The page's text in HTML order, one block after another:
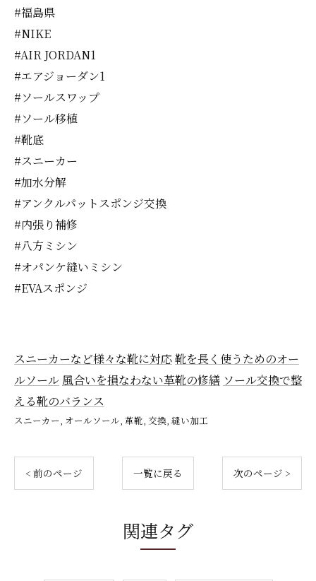
#福島県
#NIKE
#AIR JORDAN1
#エアジョーダン1
#ソールスワップ
#ソール移植
#靴底
#スニーカー
#加水分解
#アンクルパットスポンジ交換
#内張り補修
#八方ミシン
#オパンケ縫いミシン
#EVAスポンジ
スニーカーなど様々な靴に対応靴を長く使うためのオー
ルソール 風合いを損なわない革靴の修繕 ソール交換で整
える靴のバランス
スニーカー オールソール 革靴 交換 縫い加工
< 前のページ 一覧に戻る 次のページ >
関連タグ